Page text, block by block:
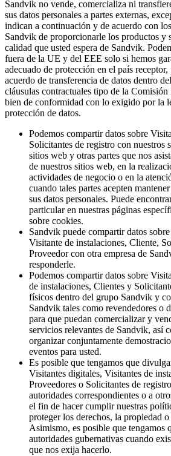
Sandvik no vende, comercializa ni
sus datos personales a partes externas,
indican a continuación y de acuerdo con
Sandvik de proporcionarle los productos y
calidad que usted espera de Sandvik.
fuera de la UE y del EEE solo si hemos
adecuado de protección en el país
acuerdo de transferencia de datos dentro
cláusulas contractuales tipo de la
bien de conformidad con lo exigido por la
protección de datos.
Podemos compartir datos sobre
Solicitantes de registro con nuestros
sitios web y otras partes que nos
de nuestros sitios web, en la
actividades de negocio o en la
cuando tales partes acepten
sus datos personales. Puede
particular en nuestras páginas
sobre cookies.
Sandvik puede compartir datos
Visitante de instalaciones, Cliente,
Proveedor con otra empresa de
responderle.
Podemos compartir datos sobre
de instalaciones, Clientes y
físicos dentro del grupo Sandvik y
Sandvik tales como revendedores o
para que puedan comercializar y
servicios relevantes de Sandvik, así
organizar conjuntamente
eventos para usted.
Es posible que tengamos que
Visitantes digitales, Visitantes de
Proveedores o Solicitantes de
autoridades correspondientes o a
el fin de hacer cumplir nuestras
proteger los derechos, la propiedad
Asimismo, es posible que tengamos
autoridades gubernativas cuando
que nos exija hacerlo.